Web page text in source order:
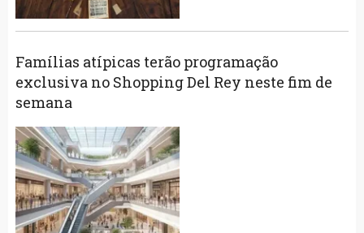
Famílias atípicas terão programação
exclusiva no Shopping Del Rey neste fim de
semana